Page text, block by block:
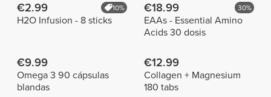
€2.99 10%
H2O Infusion - 8 sticks
€18.99 30%
EAAs - Essential Amino
Acids 30 dosis
€9.99
Omega 3 90 cápsulas
blandas
€12.99
Collagen + Magnesium
180 tabs